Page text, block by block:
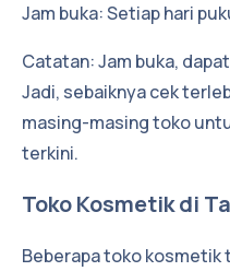
Jam buka: Setiap hari
Catatan: Jam buka,
Jadi, sebaiknya cek
masing-masing toko
terkini.
Toko Kosmetik di
Beberapa toko kosmetik